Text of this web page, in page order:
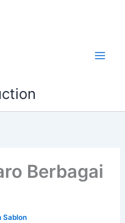
Berbagai
Sablon